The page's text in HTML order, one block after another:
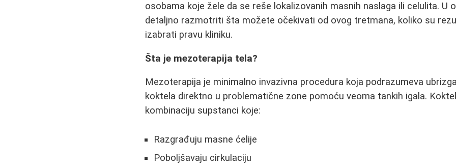
osobama koje žele da se reše lokalizovanih masnih naslaga ili celulita. U
detaljno razmotriti šta možete očekivati od ovog tretmana, koliko su
izabrati pravu kliniku.
Šta je mezoterapija tela?
Mezoterapija je minimalno invazivna procedura koja podrazumeva
koktela direktno u problematične zone pomoću veoma tankih igala.
kombinaciju supstanci koje:
Razgrađuju masne ćelije
Poboljšavaju cirkulaciju